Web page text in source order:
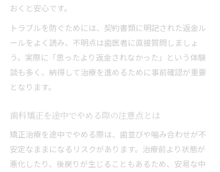
おくと安心です。
トラブルを防ぐためには、契約書類に明記された返金ル
ールをよく読み、不明点は歯医者に直接質問しましょ
う。実際に「思ったより返金されなかった」という体験
談も多く、納得して治療を進めるために事前確認が重要
となります。
歯科矯正を途中でやめる際の注意点とは
矯正治療を途中でやめる際は、歯並びや噛み合わせが不
安定なままになるリスクがあります。治療前より状態が
悪化したり、後戻りが生じることもあるため、安易な中